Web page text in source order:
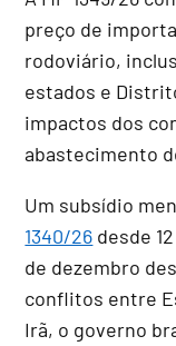
preço de
rodoviário,
estados e
impactos dos
abastecimento
Um subsídio
1340/26 desde
de dezembro
conflitos entre
Irã, o governo